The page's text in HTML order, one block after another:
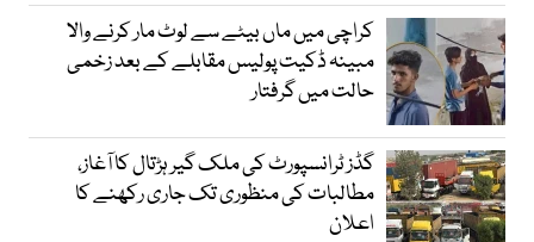
کراچی میں ماں بیٹے سے لوٹ مار کرنے والا
مبینہ ڈکیت پولیس مقابلے کے بعد زخمی
حالت میں گرفتار
گڈز ٹرانسپورٹ کی ملک گیر ہڑتال کا آغاز،
مطالبات کی منظوری تک جاری رکھنے کا
اعلان